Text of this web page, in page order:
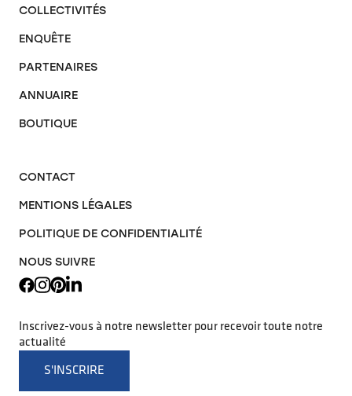
COLLECTIVITÉS
ENQUÊTE
PARTENAIRES
ANNUAIRE
BOUTIQUE
CONTACT
MENTIONS LÉGALES
POLITIQUE DE CONFIDENTIALITÉ
NOUS SUIVRE
Inscrivez-vous à notre newsletter pour recevoir toute notre
actualité
S'INSCRIRE